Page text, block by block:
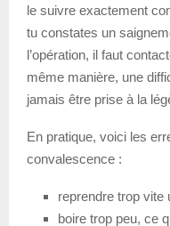
le suivre exactement
tu constates un
l’opération, il faut
même manière, une
jamais être prise à la
En pratique, voici les
convalescence :
reprendre trop vite
boire trop peu, ce